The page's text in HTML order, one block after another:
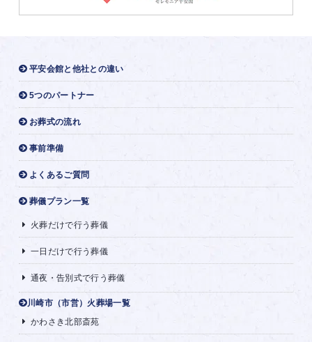
平安会館と他社との違い
5つのパートナー
お葬式の流れ
事前準備
よくあるご質問
葬儀プラン一覧
火葬だけで行う葬儀
一日だけで行う葬儀
通夜・告別式で行う葬儀
川崎市（市営）火葬場一覧
かわさき北部斎苑